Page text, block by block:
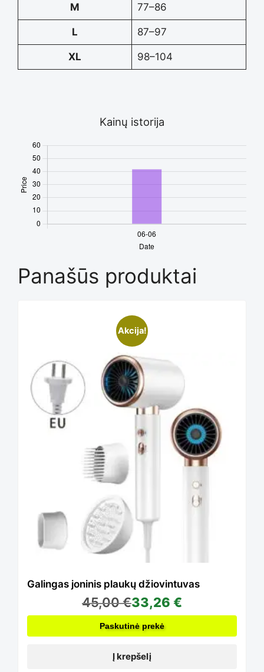
M 77–86
L 87–97
XL 98–104
Kainų istorija
Panašūs produktai
Akcija!
Galingas joninis plaukų džiovintuvas
45,00€33,26 €
Paskutinė prekė
Į krepšelį